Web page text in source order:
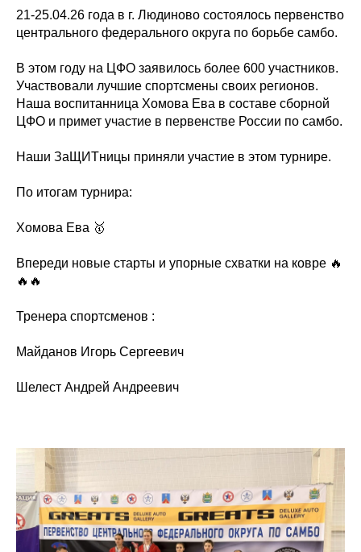
21-25.04.26 года в г. Людиново состоялось первенство
центрального федерального округа по борьбе самбо.
В этом году на ЦФО заявилось более 600 участников.
Участвовали лучшие спортсмены своих регионов.
Наша воспитанница Хомова Ева в составе сборной
ЦФО и примет участие в первенстве России по самбо.
Наши ЗаЩИТницы приняли участие в этом турнире.
По итогам турнира:
Хомова Ева 🥇
Впереди новые старты и упорные схватки на ковре 🔥
🔥🔥
Тренера спортсменов :
Майданов Игорь Сергеевич
Шелест Андрей Андреевич